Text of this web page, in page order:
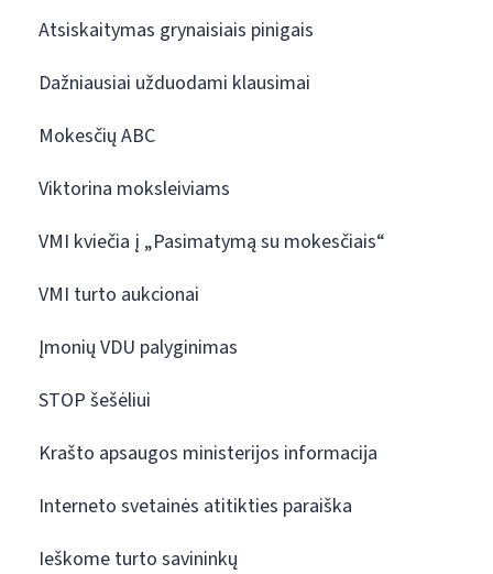
Atsiskaitymas grynaisiais pinigais
Dažniausiai užduodami klausimai
Mokesčių ABC
Viktorina moksleiviams
VMI kviečia į „Pasimatymą su mokesčiais“
VMI turto aukcionai
Įmonių VDU palyginimas
STOP šešėliui
Krašto apsaugos ministerijos informacija
Interneto svetainės atitikties paraiška
Ieškome turto savininkų